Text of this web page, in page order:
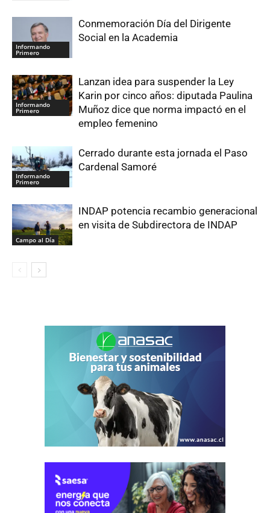
Informando
Primero
Conmemoración Día del Dirigente
Social en la Academia
Informando
Primero
Lanzan idea para suspender la Ley
Karin por cinco años: diputada Paulina
Muñoz dice que norma impactó en el
empleo femenino
Informando
Primero
Cerrado durante esta jornada el Paso
Cardenal Samoré
Campo al Día
INDAP potencia recambio generacional
en visita de Subdirectora de INDAP